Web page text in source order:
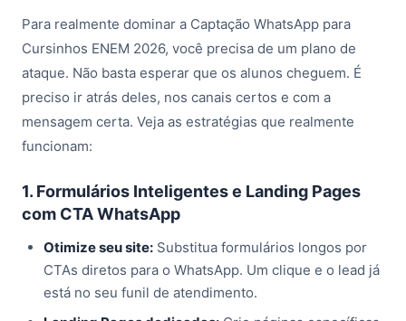
Para realmente dominar a Captação WhatsApp para
Cursinhos ENEM 2026, você precisa de um plano de
ataque. Não basta esperar que os alunos cheguem. É
preciso ir atrás deles, nos canais certos e com a
mensagem certa. Veja as estratégias que realmente
funcionam:
1. Formulários Inteligentes e Landing Pages
com CTA WhatsApp
Otimize seu site: Substitua formulários longos por
CTAs diretos para o WhatsApp. Um clique e o lead já
está no seu funil de atendimento.